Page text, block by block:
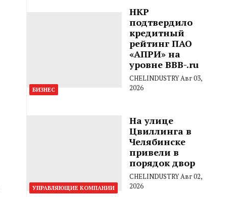
БИЗНЕС
НКР
подтвердило
кредитный
рейтинг ПАО
«АПРИ» на
уровне BBB-.ru
CHELINDUSTRYАвг 03,
2026
УПРАВЛЯЮЩИЕ КОМПАНИИ
На улице
Цвиллинга в
Челябинске
привели в
порядок двор
CHELINDUSTRYАвг 02,
2026